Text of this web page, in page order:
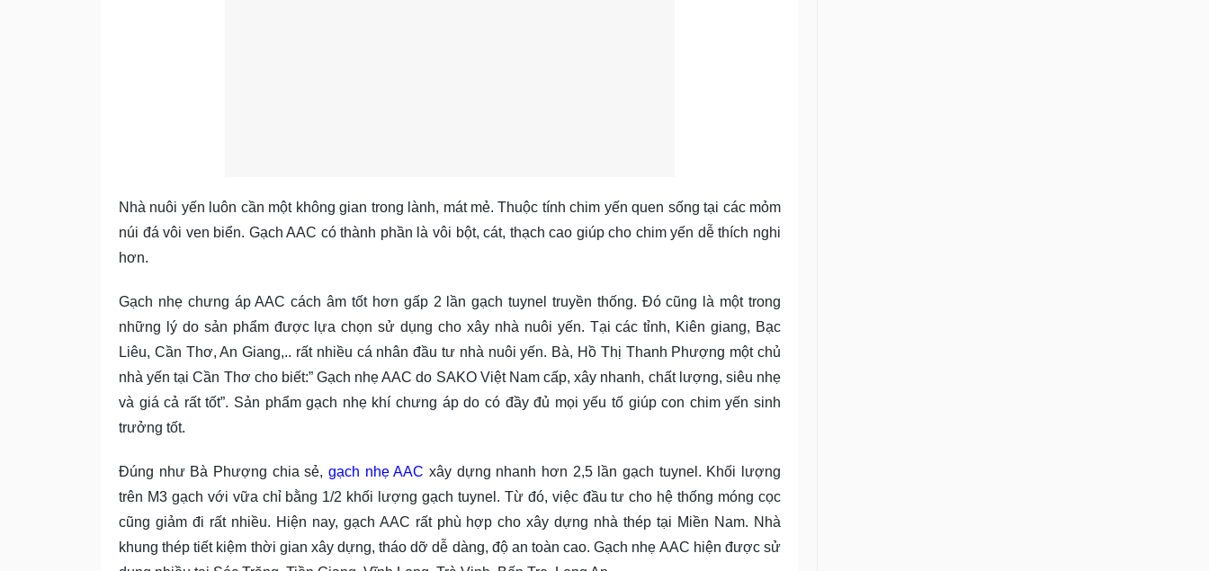
Nhà nuôi yến luôn cần một không gian trong lành, mát mẻ. Thuộc tính chim yến quen sống tại các mỏm
núi đá vôi ven biển. Gạch AAC có thành phần là vôi bột, cát, thạch cao giúp cho chim yến dễ thích nghi
hơn.
Gạch nhẹ chưng áp AAC cách âm tốt hơn gấp 2 lần gạch tuynel truyền thống. Đó cũng là một trong
những lý do sản phẩm được lựa chọn sử dụng cho xây nhà nuôi yến. Tại các tỉnh, Kiên giang, Bạc
Liêu, Cần Thơ, An Giang,.. rất nhiều cá nhân đầu tư nhà nuôi yến. Bà, Hồ Thị Thanh Phượng một chủ
nhà yến tại Cần Thơ cho biết:” Gạch nhẹ AAC do SAKO Việt Nam cấp, xây nhanh, chất lượng, siêu nhẹ
và giá cả rất tốt”. Sản phẩm gạch nhẹ khí chưng áp do có đầy đủ mọi yếu tố giúp con chim yến sinh
trưởng tốt.
Đúng như Bà Phượng chia sẻ, gạch nhẹ AAC xây dựng nhanh hơn 2,5 lần gạch tuynel. Khối lượng
trên M3 gạch với vữa chỉ bằng 1/2 khối lượng gạch tuynel. Từ đó, việc đầu tư cho hệ thống móng cọc
cũng giảm đi rất nhiều. Hiện nay, gạch AAC rất phù hợp cho xây dựng nhà thép tại Miền Nam. Nhà
khung thép tiết kiệm thời gian xây dựng, tháo dỡ dễ dàng, độ an toàn cao. Gạch nhẹ AAC hiện được sử